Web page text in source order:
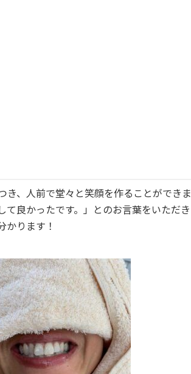
き、人前で堂々と笑顔を作ることができま
良かったです。」とのお言葉をいただき
ります！